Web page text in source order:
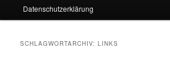
Datenschutzerklärung
SCHLAGWORTARCHIV:LINKS